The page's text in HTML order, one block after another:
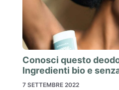
Conosci questo
Ingredienti bio e
7 SETTEMBRE 2022